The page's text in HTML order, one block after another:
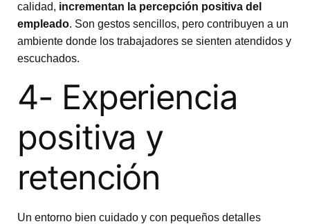
calidad, incrementan la percepción positiva del
empleado. Son gestos sencillos, pero contribuyen a un
ambiente donde los trabajadores se sienten atendidos y
escuchados.
4- Experiencia
positiva y
retención
Un entorno bien cuidado y con pequeños detalles